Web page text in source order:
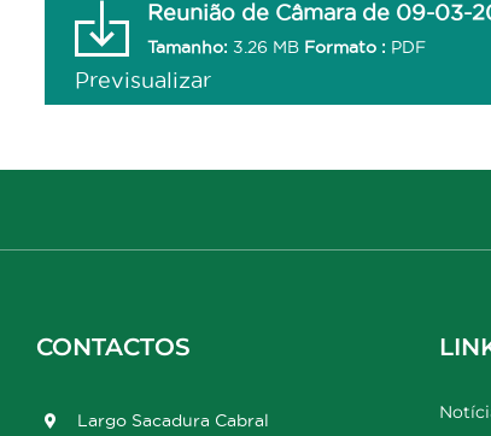
Reunião de Câmara de 09-03-
Tamanho: 3.26 MB Formato : PDF
Previsualizar
CONTACTOS
Largo Sacadura Cabral